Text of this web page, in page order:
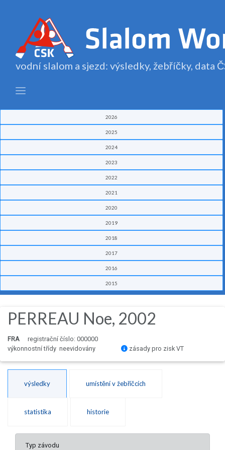
vodní slalom a sjezd: výsledky, žebříčky, data
2026
2025
2024
2023
2022
2021
2020
2019
2018
2017
2016
2015
PERREAU Noe, 2002
FRA
registrační číslo: 000000
výkonnostní třídy neevidovány
zásady pro zisk VT
výsledky umístění v žebříčcích
statistika historie
Typ závodu